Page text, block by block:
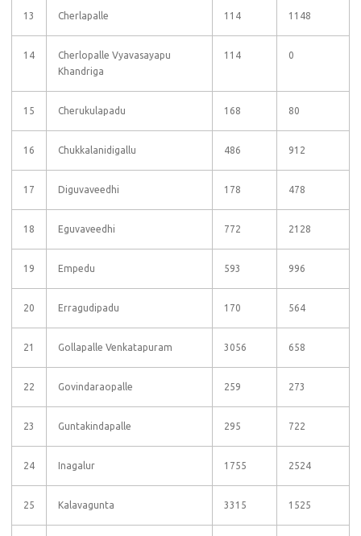
13 Cherlapalle 114 1148
14
Cherlopalle Vyavasayapu
Khandriga
114 0
15 Cherukulapadu 168 80
16 Chukkalanidigallu 486 912
17 Diguvaveedhi 178 478
18 Eguvaveedhi 772 2128
19 Empedu 593 996
20 Erragudipadu 170 564
21 Gollapalle Venkatapuram 3056 658
22 Govindaraopalle 259 273
23 Guntakindapalle 295 722
24 Inagalur 1755 2524
25 Kalavagunta 3315 1525